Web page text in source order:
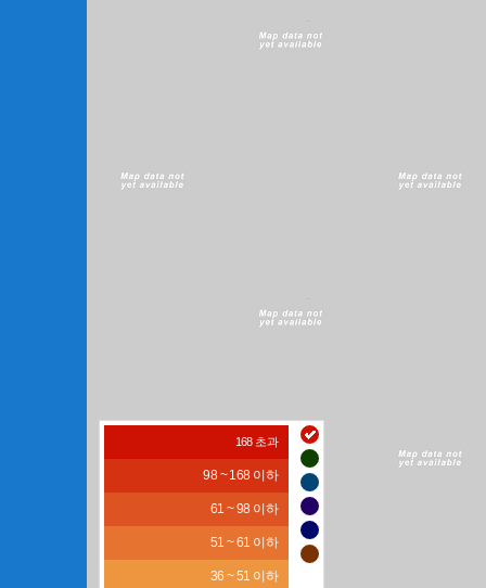
168 초과
98 ~ 168 이하
61 ~ 98 이하
51 ~ 61 이하
36 ~ 51 이하